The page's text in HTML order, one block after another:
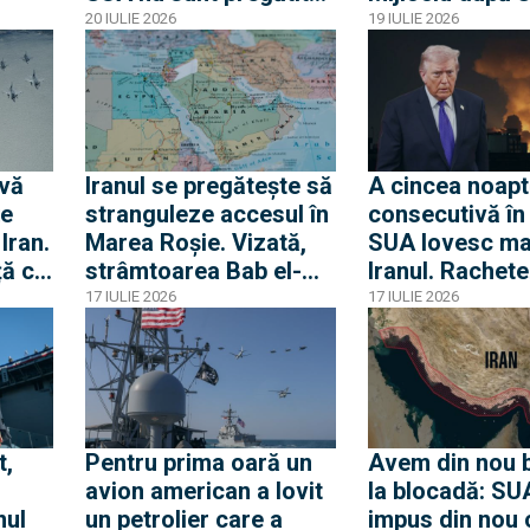
pentru o potențială
operațiune terestră
20 IULIE 2026
consecutive
asupra Iranului
19 IULIE 2026
cu
Iranul se pregătește să
stranguleze accesul în
Marea Roșie. Vizată,
strâmtoarea Bab el-
Mandeb
17 IULIE 2026
A cincea
consecutivă
SUA lovesc
Iranul. Rachete
iraniene au
Qatar, explozii
în timp ce
că e încă
soluții
17 IULIE 2026
Pentru prima oară un
avion american a lovit
un petrolier care a
Avem din nou
la blocadă:
impus din nou